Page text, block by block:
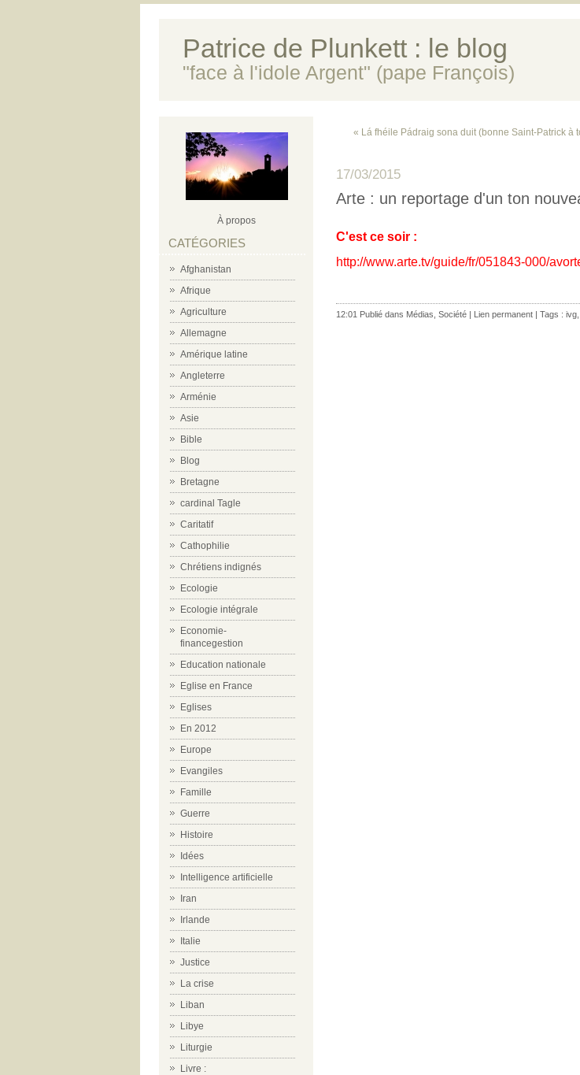
Patrice de Plunkett : le blog
"face à l'idole Argent" (pape François)
À propos
CATÉGORIES
Afghanistan
Afrique
Agriculture
Allemagne
Amérique latine
Angleterre
Arménie
Asie
Bible
Blog
Bretagne
cardinal Tagle
Caritatif
Cathophilie
Chrétiens indignés
Ecologie
Ecologie intégrale
Economie-
financegestion
Education nationale
Eglise en France
Eglises
En 2012
Europe
Evangiles
Famille
Guerre
Histoire
Idées
Intelligence artificielle
Iran
Irlande
Italie
Justice
La crise
Liban
Libye
Liturgie
Livre :
« Lá fhéile Pádraig sona duit (bonne Saint-Patrick à
17/03/2015
Arte : un reportage d'un ton
C'est ce soir :
http://www.arte.tv/guide/fr/051843-000/
12:01 Publié dans Médias Société | Lien permanent | Tags : ivg